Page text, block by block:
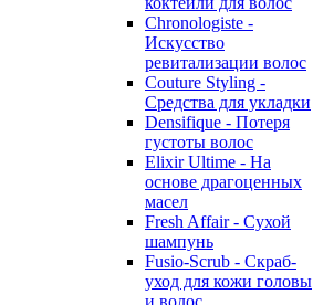
Chronologiste -
Искусство
ревитализации волос
Couture Styling -
Средства для укладки
Densifique - Потеря
густоты волос
Elixir Ultime - На
основе драгоценных
масел
Fresh Affair - Сухой
шампунь
Fusio-Scrub - Скраб-
уход для кожи головы
и волос